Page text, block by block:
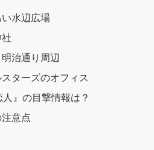
水辺広場
治通り周辺
ターズのオフィス
人』の目撃情報は？
意点